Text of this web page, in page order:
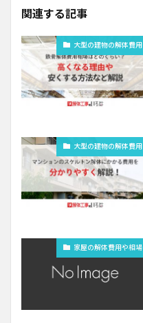
関連する記事
大型の建物の解体費用
大型の建物の解体費用
家屋の解体費用や相場